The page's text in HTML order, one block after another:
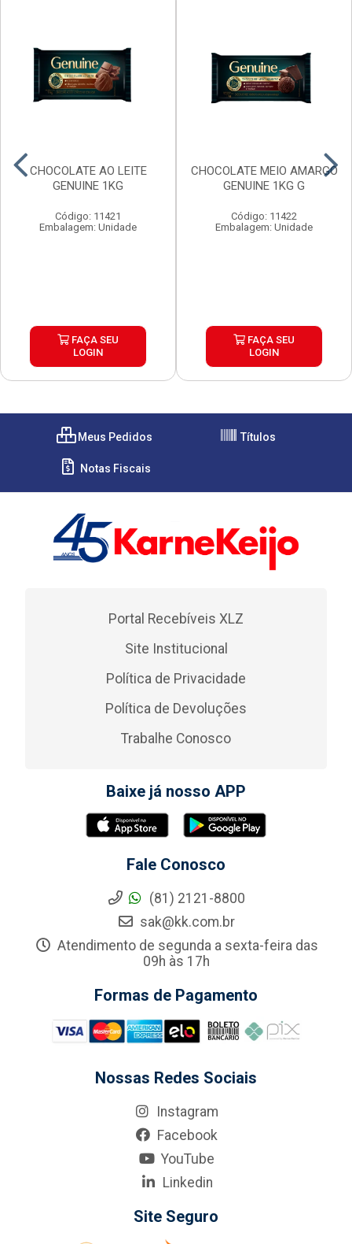
CHOCOLATE AO LEITE
GENUINE 1KG
Código: 11421
Embalagem: Unidade
FAÇA SEU
LOGIN
CHOCOLATE MEIO AMARGO
GENUINE 1KG G
Código: 11422
Embalagem: Unidade
FAÇA SEU
LOGIN
Meus Pedidos Títulos
Notas Fiscais
Portal Recebíveis XLZ
Site Institucional
Política de Privacidade
Política de Devoluções
Trabalhe Conosco
Baixe já nosso APP
Fale Conosco
(81) 2121-8800
sak@kk.com.br
Atendimento de segunda a sexta-feira das
09h às 17h
Formas de Pagamento
Nossas Redes Sociais
Instagram
Facebook
YouTube
Linkedin
Site Seguro